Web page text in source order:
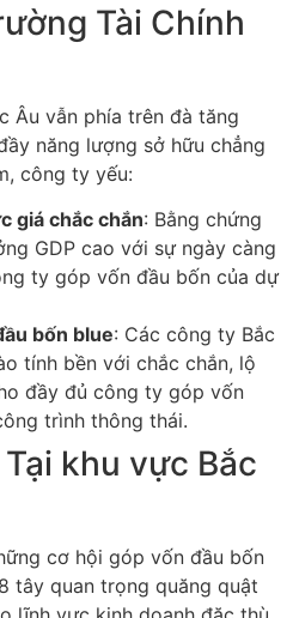
Tài Chính
Âu vẫn phía trên đà tăng
năng lượng sở hữu chẳng
công ty yếu:
giá chắc chắn: Bằng chứng
GDP cao với sự ngày càng
ty góp vốn đầu bốn của dự
bốn blue: Các công ty Bắc
tính bền với chắc chắn, lộ
đầy đủ công ty góp vốn
trình thông thái.
khu vực Bắc
cơ hội góp vốn đầu bốn
tây quan trọng quăng quật